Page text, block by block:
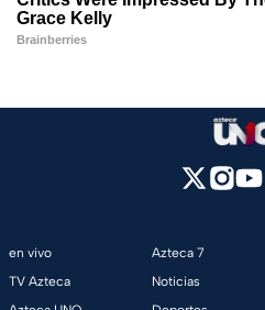
en vivo
TV Azteca
Azteca 7
Noticias